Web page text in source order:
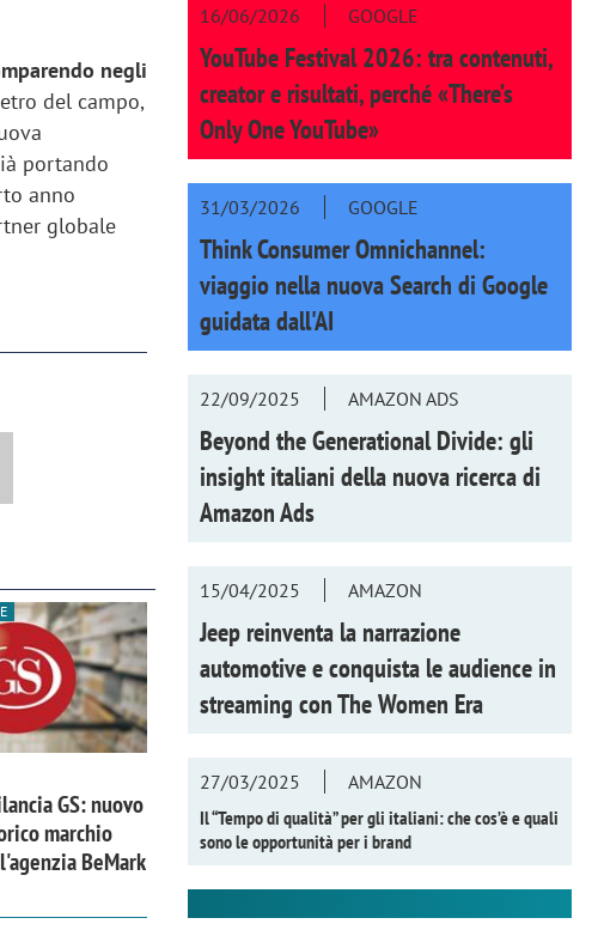
negli
del campo,
portando
anno
globale
GS: nuovo
marchio
BeMark
16/06/2026 GOOGLE
YouTube Festival 2026: tra contenuti,
creator e risultati, perché «There’s
Only One YouTube»
31/03/2026 GOOGLE
Think Consumer Omnichannel:
viaggio nella nuova Search di Google
guidata dall'AI
22/09/2025 AMAZON ADS
Beyond the Generational Divide: gli
insight italiani della nuova ricerca di
Amazon Ads
15/04/2025 AMAZON
Jeep reinventa la narrazione
automotive e conquista le audience in
streaming conThe Women Era
27/03/2025
AMAZON
Il “Tempo di qualità” per gli italiani: che cos’è e quali
sono le opportunità per i brand